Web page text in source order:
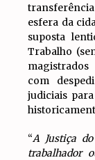
esfera da
suposta
Trabalho
com
judiciais
“A Justiça
trabalhador